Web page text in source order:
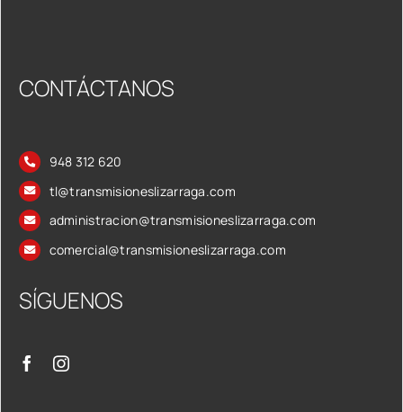
CONTÁCTANOS
948 312 620
tl@transmisioneslizarraga.com
administracion@transmisioneslizarraga.com
comercial@transmisioneslizarraga.com
SÍGUENOS